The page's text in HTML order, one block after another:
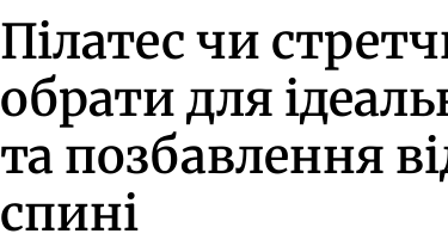
Пілатес чи
обрати для
та позбавлення
спині